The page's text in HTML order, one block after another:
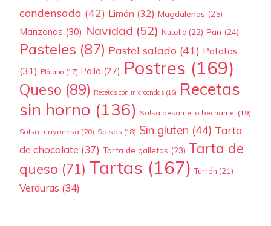
condensada (42) Limón (32) Magdalenas (25)
Manzanas (30) Navidad (52) Nutella (22) Pan (24)
Pasteles (87) Pastel salado (41) Patatas
(31) Plátano (17) Pollo (27) Postres (169)
Queso (89) Recetas con microondas (16) Recetas
sin horno (136) Salsa besamel o bechamel (19)
Salsa mayonesa (20) Salsas (18) Sin gluten (44) Tarta
de chocolate (37) Tarta de galletas (23) Tarta de
queso (71) Tartas (167) Turrón (21)
Verduras (34)